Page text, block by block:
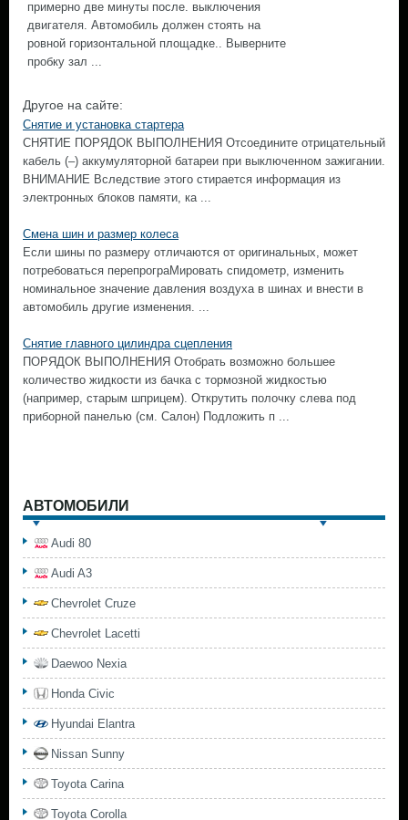
примерно две минуты после. выключения
двигателя. Автомобиль должен стоять на
ровной горизонтальной площадке.. Выверните
пробку зал ...
Другое на сайте:
Снятие и установка стартера
СНЯТИЕ ПОРЯДОК ВЫПОЛНЕНИЯ Отсоедините отрицательный
кабель (–) аккумуляторной батареи при выключенном зажигании.
ВНИМАНИЕ Вследствие этого стирается информация из
электронных блоков памяти, ка ...
Смена шин и размер колеса
Если шины по размеру отличаются от оригинальных, может
потребоваться перепрограМировать спидометр, изменить
номинальное значение давления воздуха в шинах и внести в
автомобиль другие изменения. ...
Снятие главного цилиндра сцепления
ПОРЯДОК ВЫПОЛНЕНИЯ Отобрать возможно большее
количество жидкости из бачка с тормозной жидкостью
(например, старым шприцем). Открутить полочку слева под
приборной панелью (см. Салон) Подложить п ...
АВТОМОБИЛИ
Audi 80
Audi A3
Chevrolet Cruze
Chevrolet Lacetti
Daewoo Nexia
Honda Civic
Hyundai Elantra
Nissan Sunny
Toyota Carina
Toyota Corolla